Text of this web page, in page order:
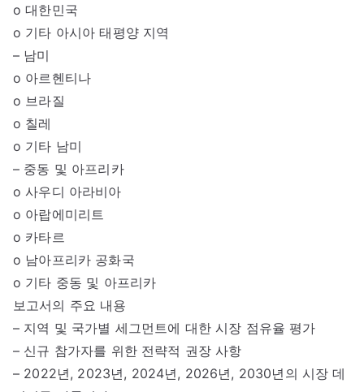
o 대한민국
o 기타 아시아 태평양 지역
– 남미
o 아르헨티나
o 브라질
o 칠레
o 기타 남미
– 중동 및 아프리카
o 사우디 아라비아
o 아랍에미리트
o 카타르
o 남아프리카 공화국
o 기타 중동 및 아프리카
보고서의 주요 내용
– 지역 및 국가별 세그먼트에 대한 시장 점유율 평가
– 신규 참가자를 위한 전략적 권장 사항
– 2022년, 2023년, 2024년, 2026년, 2030년의 시장 데